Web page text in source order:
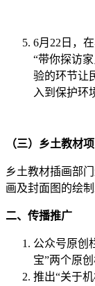
6月22日，
“带你探访
验的环节让
入到保护环
（三）乡土教材
乡土教材插画部
画及封面图的绘制
二、传播推广
公众号原创
宝”两个原创
推出“关于